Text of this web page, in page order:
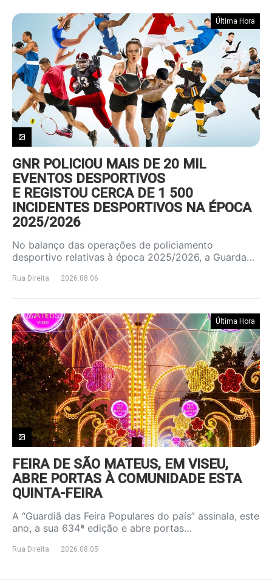
Última Hora
GNR POLICIOU MAIS DE 20 MIL
EVENTOS DESPORTIVOS
E REGISTOU CERCA DE 1 500
INCIDENTES DESPORTIVOS NA ÉPOCA
2025/2026
No balanço das operações de policiamento
desportivo relativas à época 2025/2026, a Guarda…
Rua Direita 2026.08.06
Última Hora
FEIRA DE SÃO MATEUS, EM VISEU,
ABRE PORTAS À COMUNIDADE ESTA
QUINTA-FEIRA
A “Guardiã das Feira Populares do país” assinala, este
ano, a sua 634ª edição e abre portas…
Rua Direita 2026.08.05